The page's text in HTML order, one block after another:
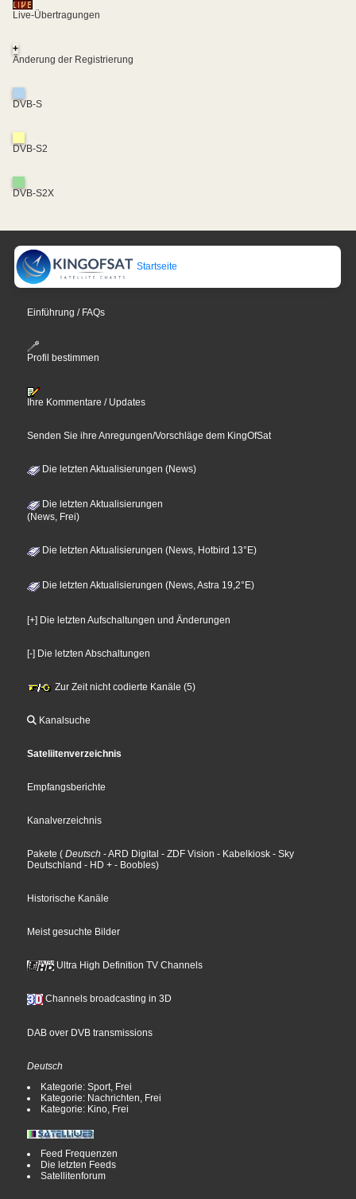
Live-Übertragungen
+
Änderung der Registrierung
DVB-S
DVB-S2
DVB-S2X
Startseite
Einführung / FAQs
Profil bestimmen
Ihre Kommentare / Updates
Senden Sie ihre Anregungen/Vorschläge dem KingOfSat
Die letzten Aktualisierungen (News)
Die letzten Aktualisierungen
(News, Frei)
Die letzten Aktualisierungen (News, Hotbird 13°E)
Die letzten Aktualisierungen (News, Astra 19,2°E)
[+] Die letzten Aufschaltungen und Änderungen
[-] Die letzten Abschaltungen
Zur Zeit nicht codierte Kanäle (5)
Kanalsuche
Sateliitenverzeichnis
Empfangsberichte
Kanalverzeichnis
Pakete ( Deutsch - ARD Digital - ZDF Vision - Kabelkiosk - Sky
Deutschland - HD + - Boobles)
Historische Kanäle
Meist gesuchte Bilder
Ultra High Definition TV Channels
Channels broadcasting in 3D
DAB over DVB transmissions
Deutsch
Kategorie: Sport, Frei
Kategorie: Nachrichten, Frei
Kategorie: Kino, Frei
Feed Frequenzen
Die letzten Feeds
Satellitenforum